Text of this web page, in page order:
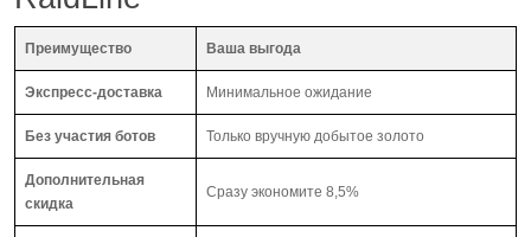
Преимущество Ваша выгода
Экспресс-доставка Минимальное ожидание
Без участия ботов Только вручную добытое золото
Дополнительная
скидка
Сразу экономите 8,5%